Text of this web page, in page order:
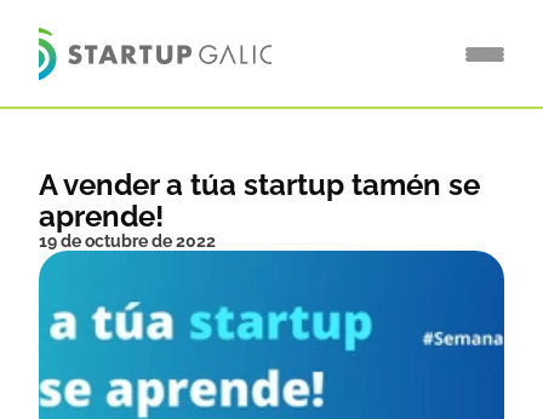
A vender a túa startup tamén se
aprende!
19 de octubre de 2022